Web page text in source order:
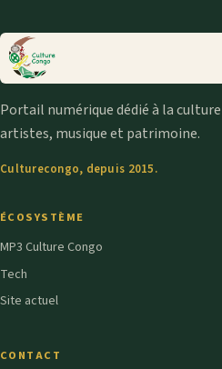
Portail numérique dédié à la
artistes, musique et patrimoine.
Culturecongo, depuis 2015.
ÉCOSYSTÈME
MP3 Culture Congo
Tech
Site actuel
CONTACT